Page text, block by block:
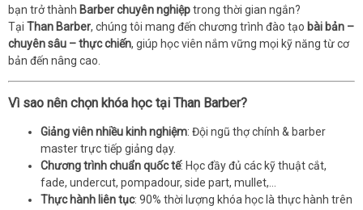
bạn trở thành Barber chuyên nghiệptrong thời gian ngắn?
Tại Than Barber, chúng tôi mang đến chương trình đào tạo bài bản –
chuyên sâu – thực chiến, giúp học viên nắm vững mọi kỹ năng từ cơ
bản đến nâng cao.
Vì sao nên chọn khóa học tại Than Barber?
Giảng viên nhiều kinh nghiệm: Đội ngũ thợ chính & barber
master trực tiếp giảng dạy.
Chương trình chuẩn quốc tế: Học đầy đủ các kỹ thuật cắt,
fade, undercut, pompadour, side part, mullet,…
Thực hành liên tục: 90% thời lượng khóa học là thực hành trên